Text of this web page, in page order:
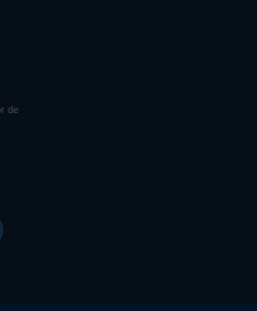
de